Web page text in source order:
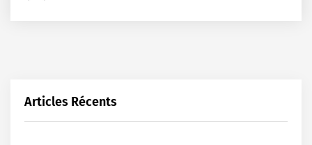
Articles Récents